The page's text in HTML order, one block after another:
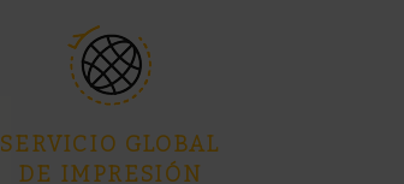
SERVICIO GLOBAL
DE IMPRESIÓN